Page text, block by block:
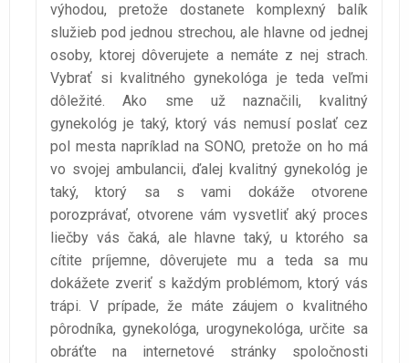
výhodou, pretože dostanete komplexný balík
služieb pod jednou strechou, ale hlavne od jednej
osoby, ktorej dôverujete a nemáte z nej strach.
Vybrať si kvalitného gynekológa je teda veľmi
dôležité. Ako sme už naznačili, kvalitný
gynekológ je taký, ktorý vás nemusí poslať cez
pol mesta napríklad na SONO, pretože on ho má
vo svojej ambulancii, ďalej kvalitný gynekológ je
taký, ktorý sa s vami dokáže otvorene
porozprávať, otvorene vám vysvetliť aký proces
liečby vás čaká, ale hlavne taký, u ktorého sa
cítite príjemne, dôverujete mu a teda sa mu
dokážete zveriť s každým problémom, ktorý vás
trápi. V prípade, že máte záujem o kvalitného
pôrodníka, gynekológa, urogynekológa, určite sa
obráťte na internetové stránky spoločnosti